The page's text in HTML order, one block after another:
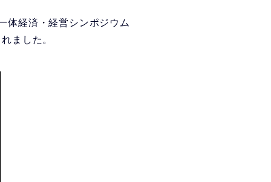
体経済・経営シンポジウム
ました。